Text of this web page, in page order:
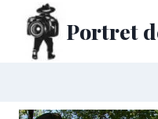
Portret